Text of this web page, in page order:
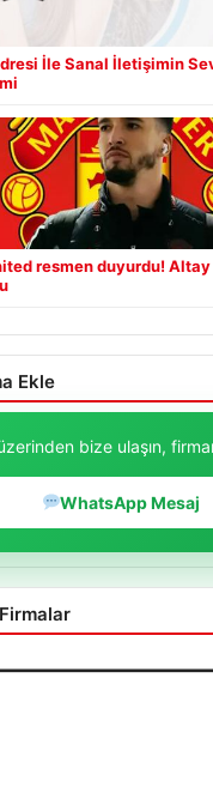
İle Sanal İletişimin
resmen duyurdu! Altay
Ekle
bize ulaşın,
WhatsApp Mesaj